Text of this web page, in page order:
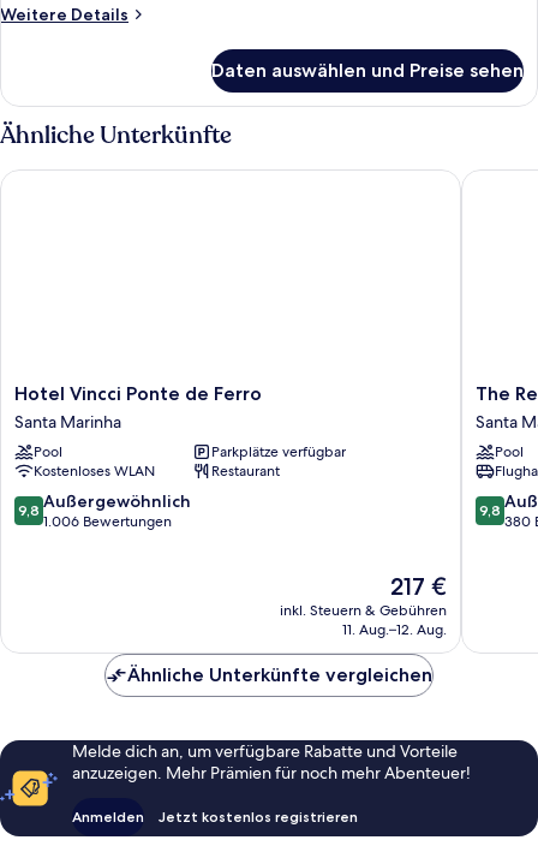
anzeigen
Weitere Details
Weitere
1 King-
Bett
und
Daten auswählen und Preise sehen
Ähnliche Unterkünfte
Hotel
Vincci
Ponte
de
Ferro
Santa
Marinha
Hotel Vincci Ponte de Ferro
Santa Marinha
Pool
Parkplätze verfügbar
Kostenloses WLAN
Restaurant
9.8
von
9,8 Außergewöhnlich
1.006 Bewertungen
Der
Preis
beträgt
217 €
inkl. Steuern & Gebühren
11. Aug.–12. Aug.
Hotel Vincci Ponte de Ferro
The
Rebello
Hotel
&
Spa
Santa
Marinha
The
Santa
Pool
9.8
von
9,8
380
The
Ähnliche Unterkünfte vergleichen
Melde dich an, um verfügbare Rabatte und Vorteile
anzuzeigen. Mehr Prämien für noch mehr Abenteuer!
Anmelden Jetzt kostenlos registrieren